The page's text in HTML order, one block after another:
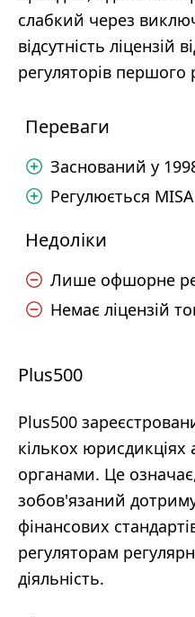
слабкий через
відсутність ліцензій
регуляторів першого
Переваги
Заснований у
Регулюється MISA
Недоліки
Лише офшорне
Немає ліцензій
Plus500
Plus500
кількох
органами. Це
зобов'язаний
фінансових
регуляторам
діяльність.